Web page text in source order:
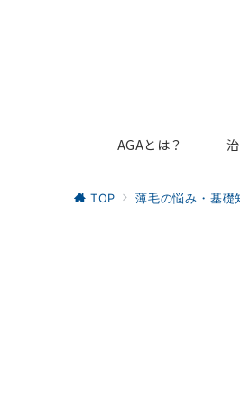
AGAとは？
TOP 薄毛の悩み・基礎